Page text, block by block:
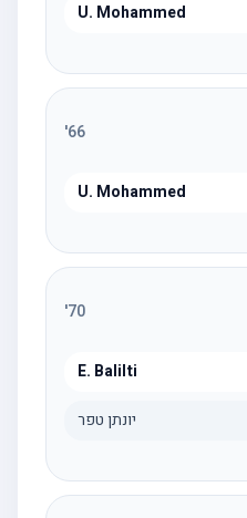
U. Mohammed
66
'
U. Mohammed
70
'
E. Balilti
יונתן טפר